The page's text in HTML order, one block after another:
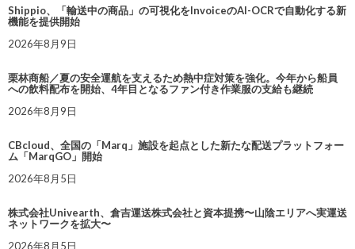
Shippio、「輸送中の商品」の可視化をInvoiceのAI-OCRで自動化する新
機能を提供開始
2026年8月9日
栗林商船／夏の安全運航を支えるため熱中症対策を強化。今年から船員
への飲料配布を開始、4年目となるファン付き作業服の支給も継続
2026年8月9日
CBcloud、全国の「Marq」施設を起点とした新たな配送プラットフォー
ム「MarqGO」開始
2026年8月5日
株式会社Univearth、倉吉運送株式会社と資本提携〜山陰エリアへ実運送
ネットワークを拡大〜
2026年8月5日